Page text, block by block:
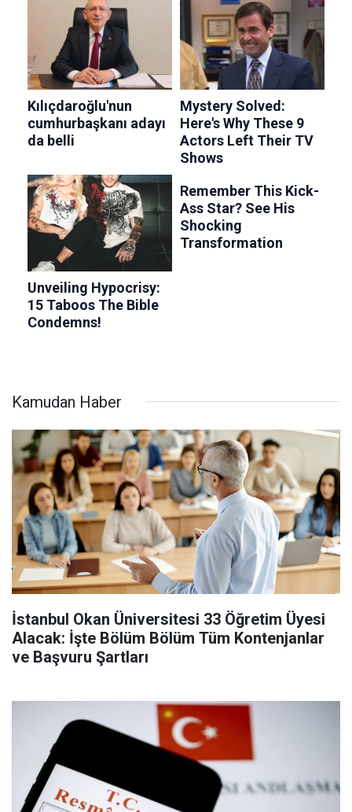
Kamudan Haber
İstanbul Okan Üniversitesi 33 Öğretim Üyesi
Alacak: İşte Bölüm Bölüm Tüm Kontenjanlar
ve Başvuru Şartları